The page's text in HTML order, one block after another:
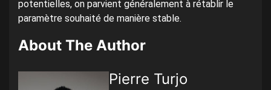
potentielles, on parvient généralement à rétablir le
paramètre souhaité de manière stable.
About The Author
Pierre Turjo